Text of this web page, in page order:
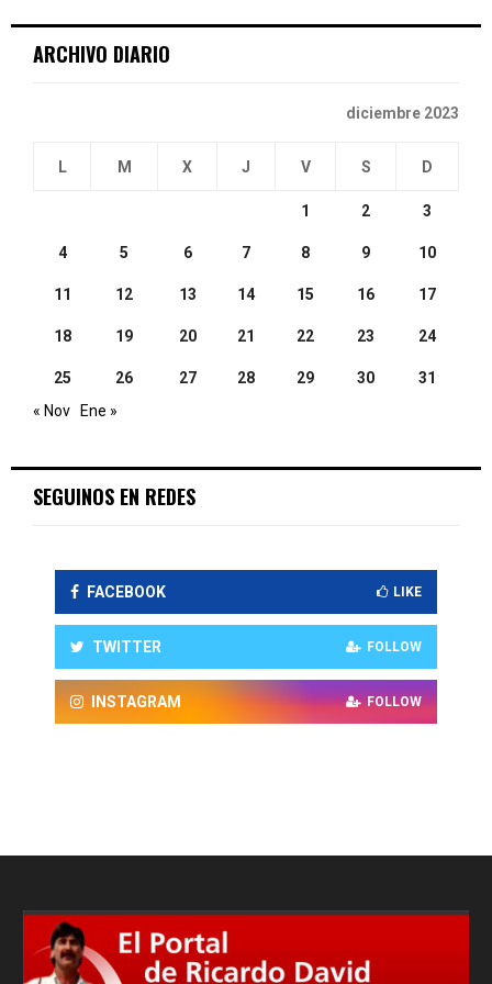
ARCHIVO DIARIO
diciembre 2023
L M X J V S D
1 2 3
4 5 6 7 8 9 10
11 12 13 14 15 16 17
18 19 20 21 22 23 24
25 26 27 28 29 30
31
« Nov
Ene »
SEGUINOS EN REDES
FACEBOOK LIKE
TWITTER FOLLOW
INSTAGRAM FOLLOW